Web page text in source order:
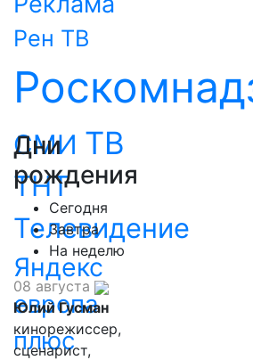
Рен ТВ
СМИ ТВ
ТНТ
Телевидение
Яндекс
европа
плюс
Дни
рождения
Сегодня
Завтра
На неделю
08 августа
Юлий Гусман
кинорежиссер,
сценарист,